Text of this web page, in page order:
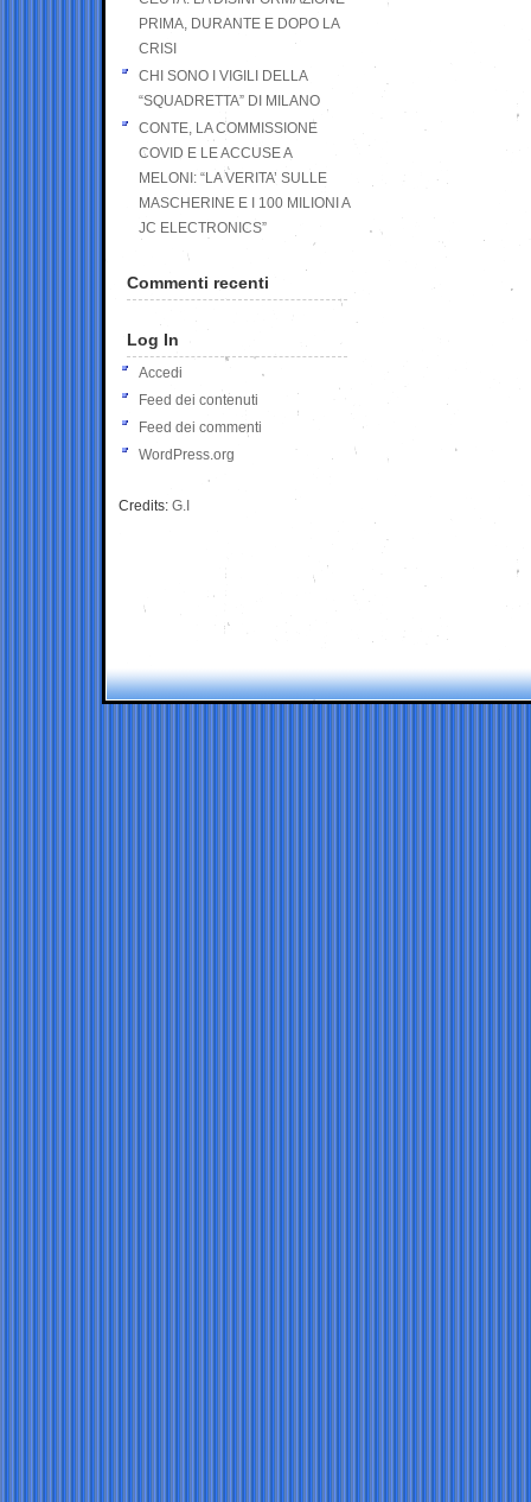
PRIMA, DURANTE E DOPO LA
CRISI
CHI SONO I VIGILI DELLA
“SQUADRETTA” DI MILANO
CONTE, LA COMMISSIONE
COVID E LE ACCUSE A
MELONI: “LA VERITA’ SULLE
MASCHERINE E I 100 MILIONI A
JC ELECTRONICS”
Commenti recenti
Log In
Accedi
Feed dei contenuti
Feed dei commenti
WordPress.org
Credits: G.I